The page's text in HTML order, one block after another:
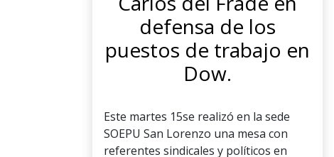
defensa de los
puestos de trabajo en
Dow.
Este martes 15se realizó en la sede
SOEPU San Lorenzo una mesa con
referentes sindicales y políticos en